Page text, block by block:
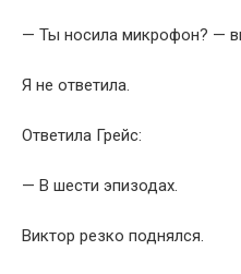
— Ты носила микрофон? —
Я не ответила.
Ответила Грейс:
— В шести эпизодах.
Виктор резко поднялся.